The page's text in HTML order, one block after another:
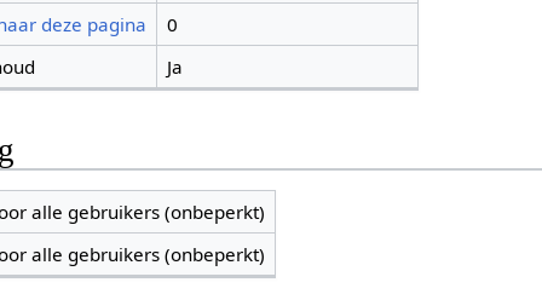
deze pagina
0
Ja
alle gebruikers (onbeperkt)
alle gebruikers (onbeperkt)